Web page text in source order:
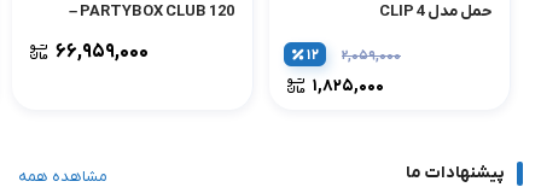
حمل مدل CLIP 4
۲,۰۵۹,۰۰۰
۱,۸۲۵,۰۰۰
۱۲
PARTYBOX CLUB 120 –
۶۶,۹۵۹,۰۰۰
پیشنهادات ما مشاهده همه